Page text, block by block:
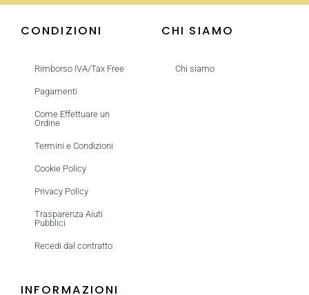
CONDIZIONI
Rimborso IVA/Tax Free
Pagamenti
Come Effettuare un
Ordine
Termini e Condizioni
Cookie Policy
Privacy Policy
Trasparenza Aiuti
Pubblici
Recedi dal contratto
CHI SIAMO
Chi siamo
INFORMAZIONI